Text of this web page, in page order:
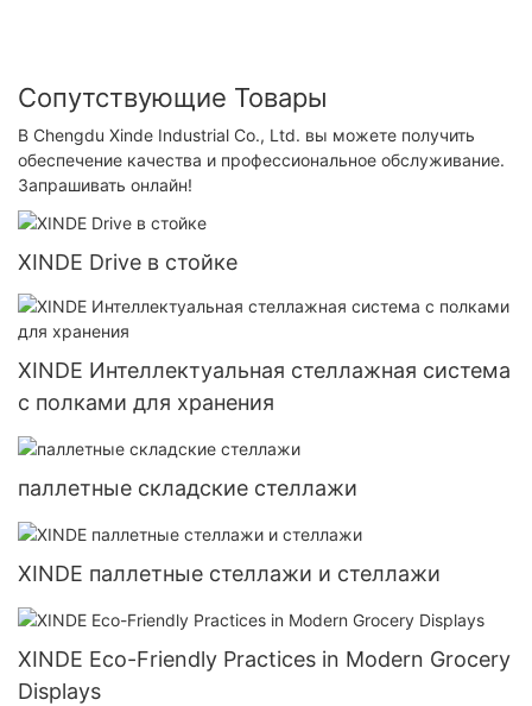
Сопутствующие Товары
В Chengdu Xinde Industrial Co., Ltd. вы можете получить
обеспечение качества и профессиональное обслуживание.
Запрашивать онлайн!
XINDE Drive в стойке
XINDE Интеллектуальная стеллажная система
с полками для хранения
паллетные складские стеллажи
XINDE паллетные стеллажи и стеллажи
XINDE Eco-Friendly Practices in Modern Grocery
Displays